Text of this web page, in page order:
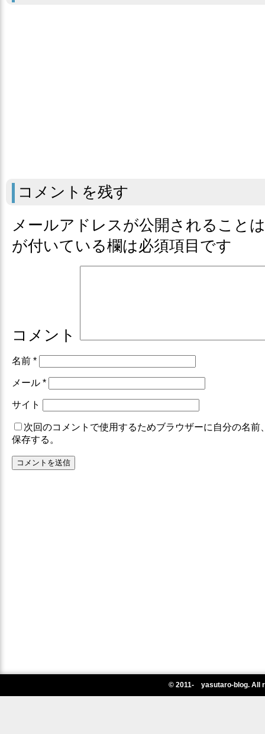
コメントを残す
メールアドレスが公開されること
が付いている欄は必須項目です
コメント
名前 *
メール *
サイト
次回のコメントで使用するためブラウザーに自分の名前
保存する。
© 2011- yasutaro-blog. All